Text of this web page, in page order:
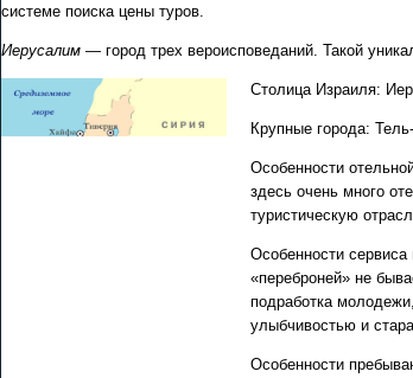
системе поиска цены туров.
Иерусалим — город трех вероисповеданий. Такой
Столица Израиля:
Крупные города:
Особенности
здесь очень много
туристическую
Особенности
«переброней» не
подработка
улыбчивостью и
Особенности